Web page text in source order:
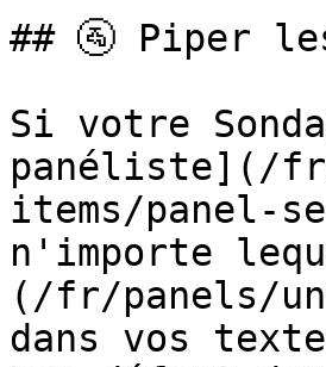
## 🚰 Piper
Si votre
panéliste](/fr/
items/panel-
n'importe
(/fr/panels/
dans vos